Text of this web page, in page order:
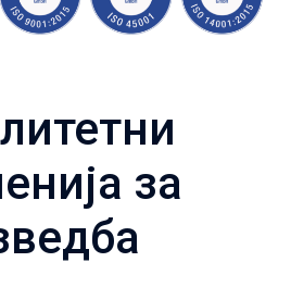
за